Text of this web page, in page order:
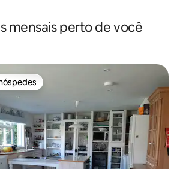
mensais perto de você
preferidos dos hóspedes